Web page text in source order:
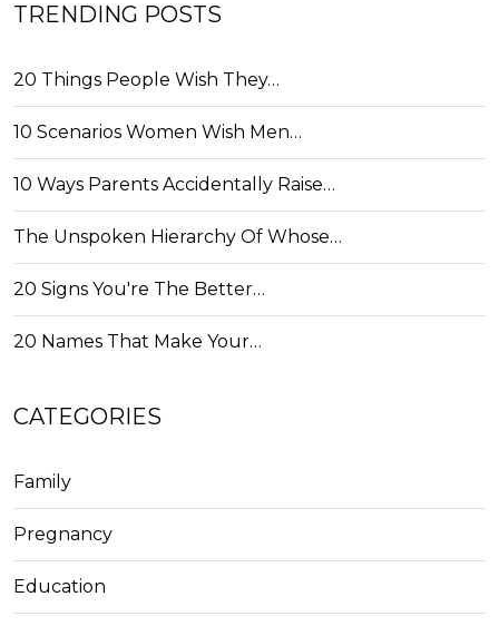
TRENDING POSTS
20 Things People Wish They…
10 Scenarios Women Wish Men…
10 Ways Parents Accidentally Raise…
The Unspoken Hierarchy Of Whose…
20 Signs You're The Better…
20 Names That Make Your…
CATEGORIES
Family
Pregnancy
Education